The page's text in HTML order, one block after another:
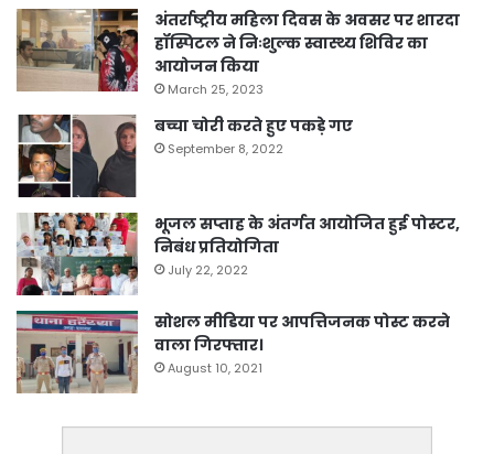
अंतर्राष्ट्रीय महिला दिवस के अवसर पर शारदा
हॉस्पिटल ने निःशुल्क स्वास्थ्य शिविर का
आयोजन किया
March 25, 2023
बच्चा चोरी करते हुए पकड़े गए
September 8, 2022
भूजल सप्ताह के अंतर्गत आयोजित हुई पोस्टर,
निबंध प्रतियोगिता
July 22, 2022
सोशल मीडिया पर आपत्तिजनक पोस्ट करने
वाला गिरफ्तार।
August 10, 2021